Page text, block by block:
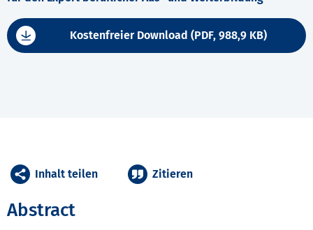
Kostenfreier Download (PDF, 988,9 KB)
Abstract
Inhalt teilen Zitieren